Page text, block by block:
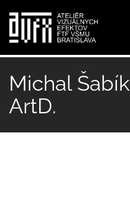
hlavný
obsah
Michal
ArtD.